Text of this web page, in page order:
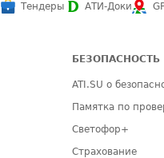
Тендеры АТИ-Доки
БЕЗОПАСНОСТЬ
ATI.SU о
Памятка по
Светофор+
Страхование